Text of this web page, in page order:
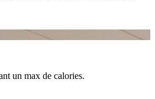
un max de calories.